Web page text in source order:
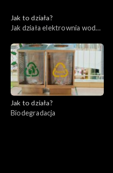
Jak to działa?
Jak działa elektrownia wodna
Jak to działa?
Biodegradacja